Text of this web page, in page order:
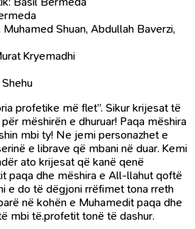
Shuan, Abdullah Baverzi,
Kryemadhi
profetike më flet”. Sikur krijesat të
mëshirën e dhuruar! Paqa mëshira
mbi ty! Ne jemi personazhet e
e librave që mbani në duar. Kemi
ato krijesat që kanë qenë
paqa dhe mëshira e All-llahut qoftë
e do të dëgjoni rrëfimet tona rreth
në kohën e Muhamedit paqa dhe
mbi të.profetit tonë të dashur.